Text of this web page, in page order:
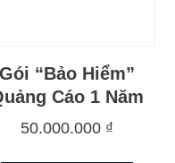
Gói “Bảo Hiểm”
Cáo 1 Năm
50.000.000 ₫